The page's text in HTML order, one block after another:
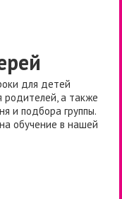
для детей
родителей, а также
и подбора группы.
обучение в нашей